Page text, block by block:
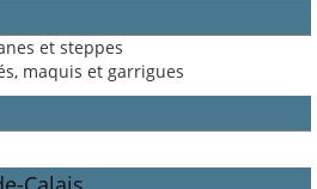
et steppes
maquis et garrigues